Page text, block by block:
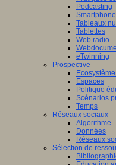
Podcasting
Tableaux
Tablettes
Web radio
eTwinning
Prospective
Espaces
Politique
Scénarios
Temps
Réseaux sociaux
Algorithme
Données
Réseaux
Sélection de